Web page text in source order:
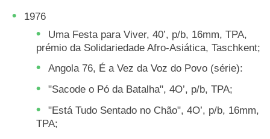
1976
Uma Festa para Viver, 40’, p/b, 16mm, TPA,
prémio da Solidariedade Afro-Asiática, Taschkent;
Angola 76, É a Vez da Voz do Povo (série):
"Sacode o Pó da Batalha", 4O’, p/b, TPA;
"Está Tudo Sentado no Chão", 4O’, p/b, 16mm,
TPA;